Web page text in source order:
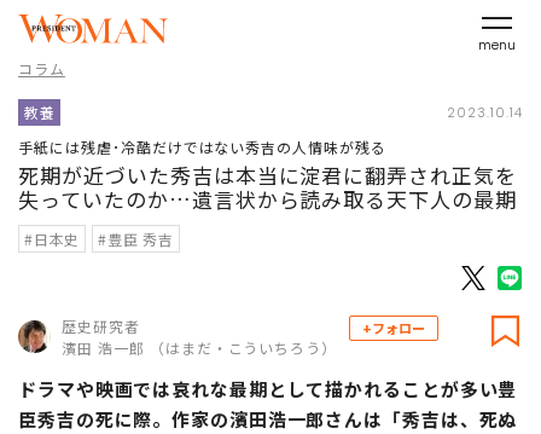
menu
コラム
教養 2023.10.14
手紙には残虐･冷酷だけではない秀吉の人情味が残る
死期が近づいた秀吉は本当に淀君に翻弄され正気を
失っていたのか…遺言状から読み取る天下人の最期
#日本史 #豊臣 秀吉
歴史研究者
濱田 浩一郎 （はまだ・こういちろう）
+フォロー
ドラマや映画では哀れな最期として描かれることが多い豊
臣秀吉の死に際。作家の濱田浩一郎さんは「秀吉は、死ぬ